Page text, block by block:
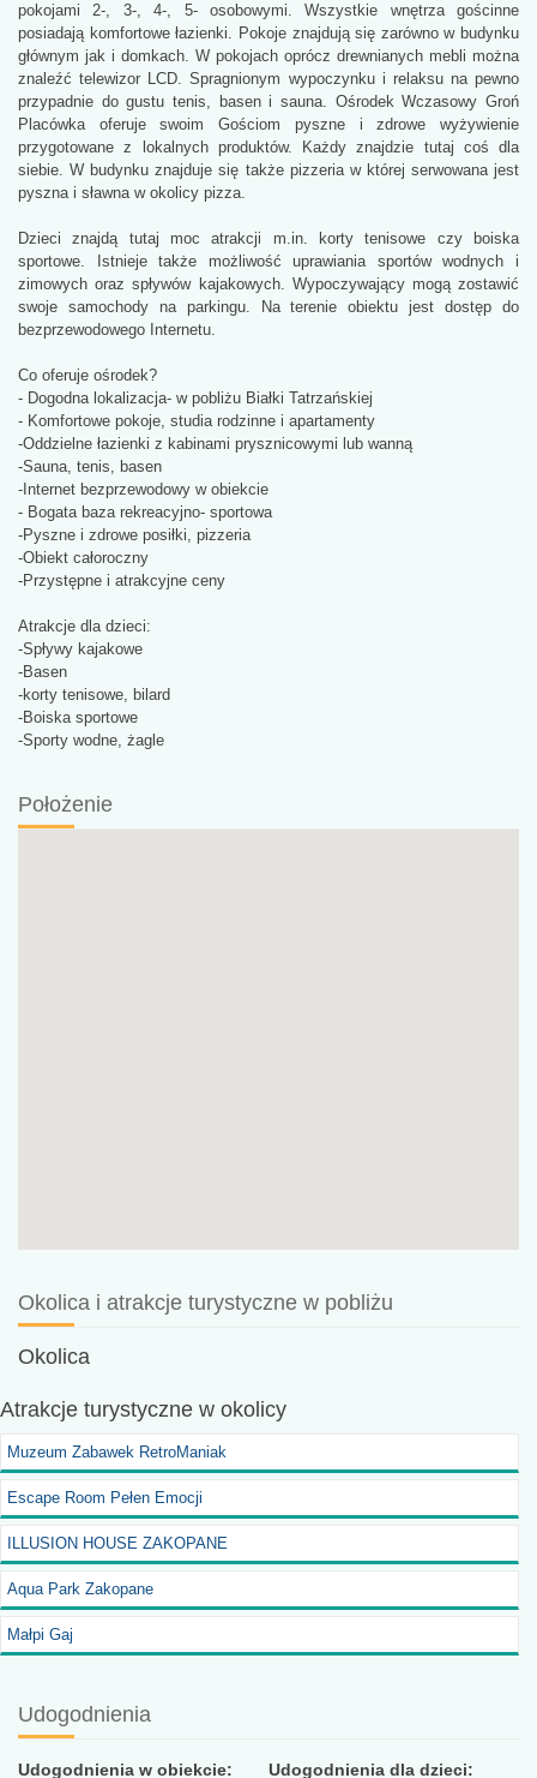
pokojami 2-, 3-, 4-, 5- osobowymi. Wszystkie wnętrza gościnne
posiadają komfortowe łazienki. Pokoje znajdują się zarówno w budynku
głównym jak i domkach. W pokojach oprócz drewnianych mebli można
znaleźć telewizor LCD. Spragnionym wypoczynku i relaksu na pewno
przypadnie do gustu tenis, basen i sauna. Ośrodek Wczasowy Groń
Placówka oferuje swoim Gościom pyszne i zdrowe wyżywienie
przygotowane z lokalnych produktów. Każdy znajdzie tutaj coś dla
siebie. W budynku znajduje się także pizzeria w której serwowana jest
pyszna i sławna w okolicy pizza.
Dzieci znajdą tutaj moc atrakcji m.in. korty tenisowe czy boiska
sportowe. Istnieje także możliwość uprawiania sportów wodnych i
zimowych oraz spływów kajakowych. Wypoczywający mogą zostawić
swoje samochody na parkingu. Na terenie obiektu jest dostęp do
bezprzewodowego Internetu.
Co oferuje ośrodek?
- Dogodna lokalizacja- w pobliżu Białki Tatrzańskiej
- Komfortowe pokoje, studia rodzinne i apartamenty
-Oddzielne łazienki z kabinami prysznicowymi lub wanną
-Sauna, tenis, basen
-Internet bezprzewodowy w obiekcie
- Bogata baza rekreacyjno- sportowa
-Pyszne i zdrowe posiłki, pizzeria
-Obiekt całoroczny
-Przystępne i atrakcyjne ceny
Atrakcje dla dzieci:
-Spływy kajakowe
-Basen
-korty tenisowe, bilard
-Boiska sportowe
-Sporty wodne, żagle
Położenie
Okolica i atrakcje turystyczne w pobliżu
Okolica
Atrakcje turystyczne w okolicy
Muzeum Zabawek RetroManiak
Escape Room Pełen Emocji
ILLUSION HOUSE ZAKOPANE
Aqua Park Zakopane
Małpi Gaj
Udogodnienia
Udogodnienia w obiekcie: Udogodnienia dla dzieci: